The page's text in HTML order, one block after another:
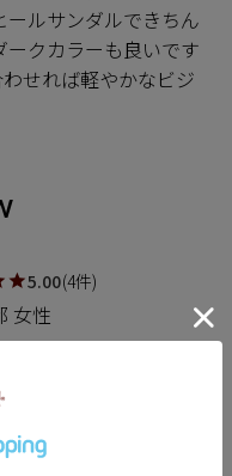
ールサンダルできちん
ークカラーも良いです
せれば軽やかなビジ
5.00 4
女性
。ちょうど良いサイ
ヴァリエーションを